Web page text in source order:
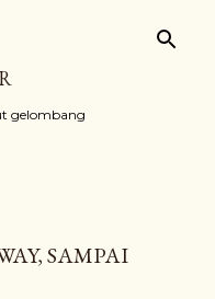
gelombang
SAMPAI